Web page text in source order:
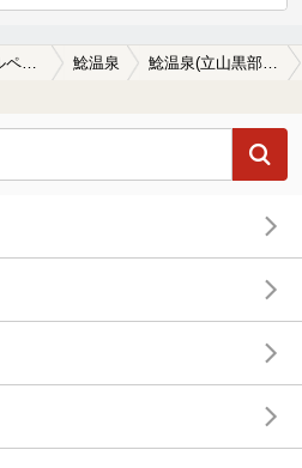
立山黒部アルペンルート周辺 鯰温泉 鯰温泉(立山黒部アルペンルート周辺)の温泉宿・温泉旅館・ホテルおすすめ1選(2026年版)